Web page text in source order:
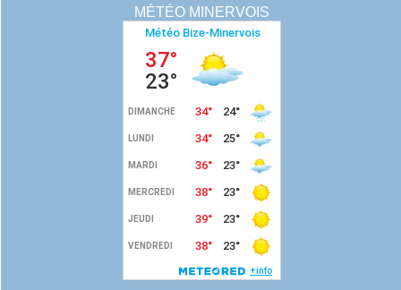
MÉTÉO MINERVOIS